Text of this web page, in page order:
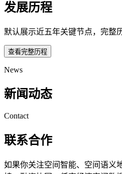
发展历程
默认展示近五年关键节点，完整
查看完整历程
News
新闻动态
Contact
联系合作
如果你关注空间智能、空间语义